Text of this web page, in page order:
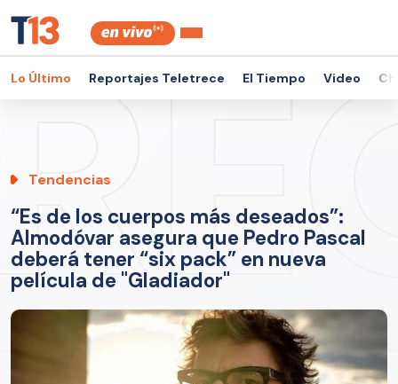
Lo Último Reportajes Teletrece El Tiempo Video
Tendencias
“Es de los cuerpos más deseados”:
Almodóvar asegura que Pedro Pascal
deberá tener “six pack” en nueva
película de "Gladiador"